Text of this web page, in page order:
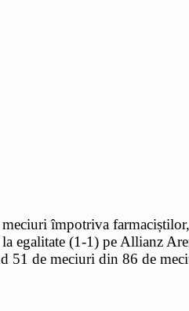
împotriva
egalitate (1-1) pe Allianz
51 de meciuri din 86 de